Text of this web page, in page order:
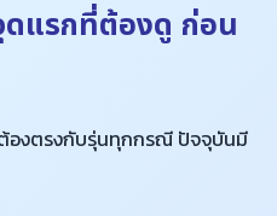
แรกที่ต้องดู ก่อน
องตรงกับรุ่นทุกกรณี ปัจจุบันมี